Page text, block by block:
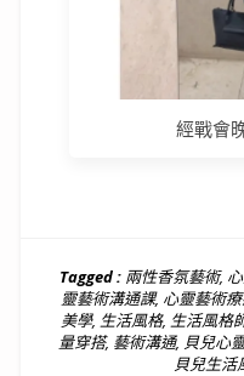
經戰會
Tagged : 兩性香氛藝術,
靈藝術溝通課, 心靈藝術
美學, 生活風格, 生活風格
量穿搭, 藝術溝通, 貝兒心
貝兒生活